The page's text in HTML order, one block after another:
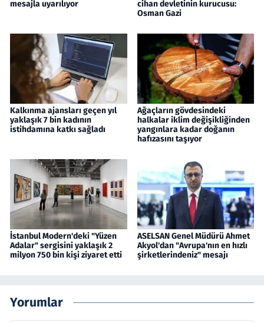
mesajla uyarılıyor
cihan devletinin kurucusu:
Osman Gazi
Kalkınma ajansları geçen yıl
yaklaşık 7 bin kadının
istihdamına katkı sağladı
Ağaçların gövdesindeki
halkalar iklim değişikliğinden
yangınlara kadar doğanın
hafızasını taşıyor
İstanbul Modern'deki "Yüzen
Adalar" sergisini yaklaşık 2
milyon 750 bin kişi ziyaret etti
ASELSAN Genel Müdürü Ahmet
Akyol'dan "Avrupa'nın en hızlı
şirketlerindeniz" mesajı
Yorumlar